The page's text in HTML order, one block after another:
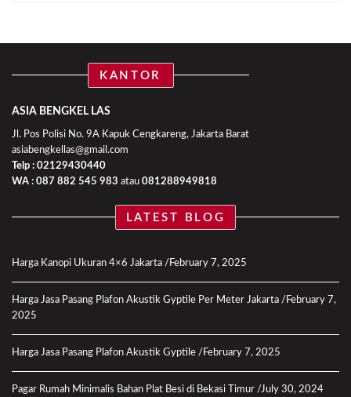
KANTOR
ASIA BENGKEL LAS
Jl. Pos Polisi No. 9A Kapuk Cengkareng, Jakarta Barat
asiabengkellas@gmail.com
Telp : 02129430440
WA : 087 882 545 983 atau 081288949818
LATEST BLOG
Harga Kanopi Ukuran 4×6 Jakarta February 7, 2025
Harga Jasa Pasang Plafon Akustik Gyptile Per Meter Jakarta
February 7,
2025
Harga Jasa Pasang Plafon Akustik Gyptile February 7, 2025
Pagar Rumah Minimalis Bahan Plat Besi di Bekasi Timur July 30, 2024